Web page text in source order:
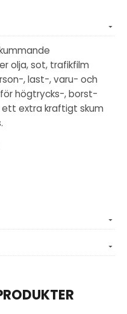
olja, sot, trafikfilm
, last-, varu- och
högtrycks-, borst-
extra kraftigt skum